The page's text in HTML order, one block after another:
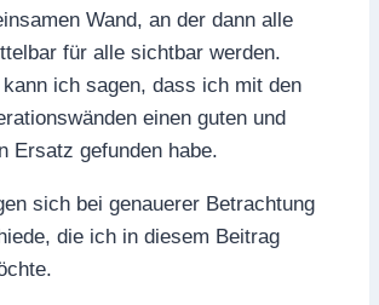
Wand, an der dann alle
für alle sichtbar werden.
ich sagen, dass ich mit den
einen guten und
Ersatz gefunden habe.
sich bei genauerer Betrachtung
die ich in diesem Beitrag